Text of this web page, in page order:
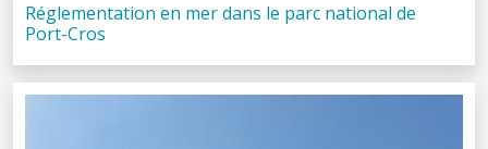
Réglementation en mer dans le parc national de
Port-Cros